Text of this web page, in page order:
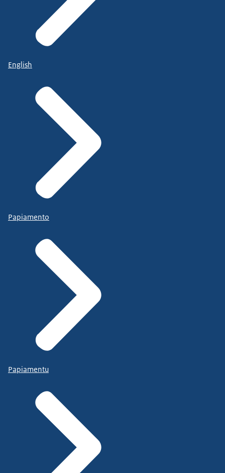
English
Papiamento
Papiamentu